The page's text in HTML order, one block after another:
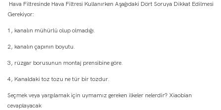
Hava Filtresinde Hava Filtresi Kullanırken Aşağıdaki Dört Soruya Dikkat Edilmesi
Gerekiyor:
1, kanalın mühürlü olup olmadığı.
2, kanalın çapının boyutu.
3, rüzgar borusunun montaj prensibine göre.
4, Kanaldaki toz tozu ne tür bir tozdur.
Seçmek veya yargılamak için uymamız gereken ilkeler nelerdir? Xiaobian
cevaplayacak